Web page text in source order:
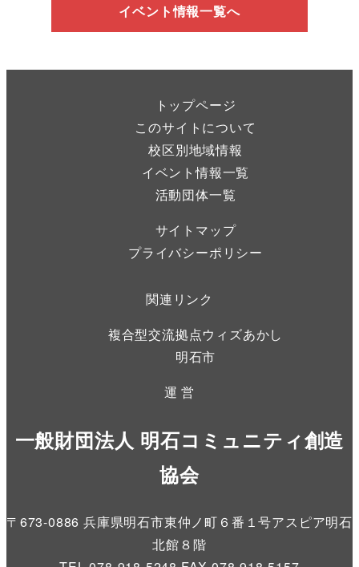
イベント情報一覧へ
トップページ
このサイトについて
校区別地域情報
イベント情報一覧
活動団体一覧
サイトマップ
プライバシーポリシー
関連リンク
複合型交流拠点ウィズあかし
明石市
運 営
一般財団法人 明石コミュニティ創造
協会
〒673-0886 兵庫県明石市東仲ノ町６番１号アスピア明石
北館８階